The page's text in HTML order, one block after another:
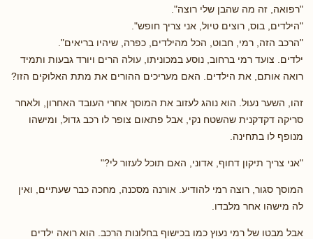
"רפואה, זה מה שהבן שלי רוצה".
"הילדים, בוס, רוצים טיול, אני צריך חופש".
"הרכב הזה, רמי, חבוט, הכל מהילדים, כפרה, שיהיו בריאים".
ילדים. צועד רמי ברחוב, נוסע במכוניתו, עולה הרים ויורד גבעות ותמיד
רואה אותם, את הילדים. האם מעריכים ההורים את מתת האלוקים הזו?
זהו, השער נעול. הוא נוהג לעזוב את המוסך אחרי העובד האחרון, ולאחר
סריקה דקדקנית שהשטח נקי, אבל פתאום צופר לו רכב גדול, ומישהו
מנופף לו בתחינה.
"אני צריך תיקון דחוף, אדוני, האם תוכל לעזור לי?"
המוסך סגור, רוצה רמי להודיע. אורנה מסכנה, מחכה כבר שעתיים, ואין
לה מישהו אחר מלבדו.
אבל מבטו של רמי נעוץ כמו בכישוף בחלונות הרכב. הוא רואה ילדים